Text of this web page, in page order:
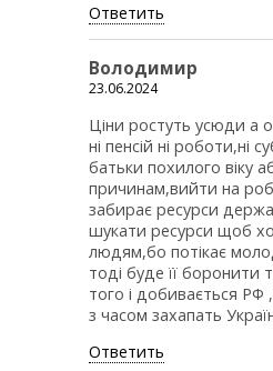
Ответить
Володимир
23.06.2024
Ціни ростуть усюди а
ні пенсій ні роботи,ні
батьки похилого віку
причинам,вийти на
забирає ресурси
шукати ресурси щоб
людям,бо потікає
тоді буде її
того і добивається
з часом захапать
Ответить